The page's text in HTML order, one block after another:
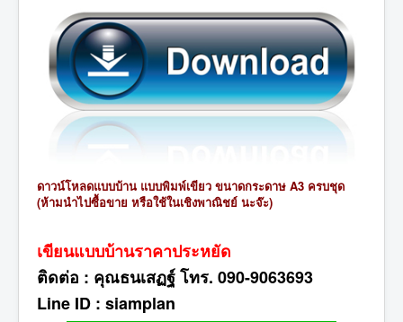
ดาวน์โหลดแบบบ้าน แบบพิมพ์เขียว ขนาดกระดาษ A3 ครบชุด
(ห้ามนำไปซื้อขาย หรือใช้ในเชิงพาณิชย์ นะจ๊ะ)
เขียนแบบบ้านราคาประหยัด
ติดต่อ : คุณธนเสฏฐ์ โทร. 090-9063693
Line ID : siamplan